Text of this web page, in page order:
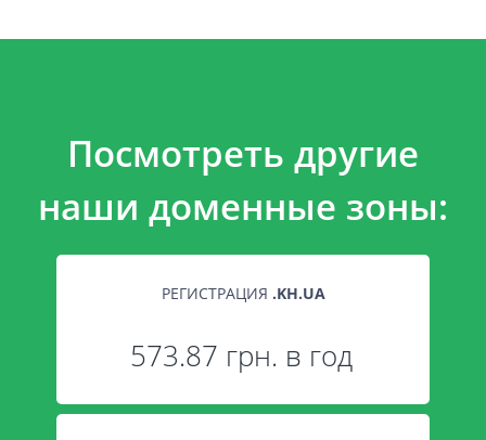
Посмотреть другие
наши доменные зоны:
РЕГИСТРАЦИЯ .KH.UA
573.87 грн. в год